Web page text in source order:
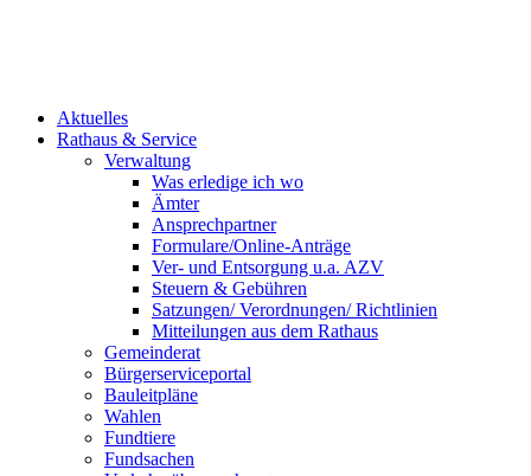
Aktuelles
Rathaus & Service
Verwaltung
Was erledige ich wo
Ämter
Ansprechpartner
Formulare/Online-Anträge
Ver- und Entsorgung u.a. AZV
Steuern & Gebühren
Satzungen/ Verordnungen/ Richtlinien
Mitteilungen aus dem Rathaus
Gemeinderat
Bürgerserviceportal
Bauleitpläne
Wahlen
Fundtiere
Fundsachen